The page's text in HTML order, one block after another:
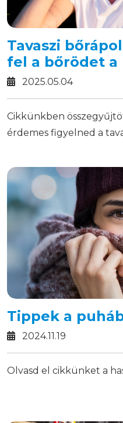
Tavaszi
fel a bőrödet a
2025.05.04
Cikkünkben
érdemes figyelned a
Tippek a
2024.11.19
Olvasd el cikkünket a